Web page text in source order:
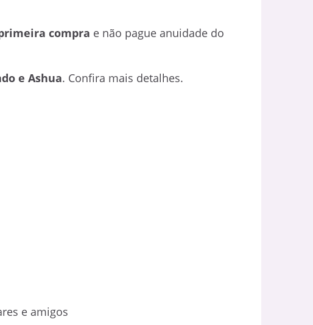
compra e não pague anuidade do
e Ashua. Confira mais detalhes.
e amigos